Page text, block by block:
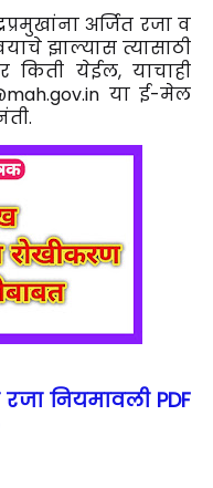
अर्जित रजा व
झाल्यास त्यासाठी
किती येईल, याचाही
या ई-मेल
नियमावली PDF